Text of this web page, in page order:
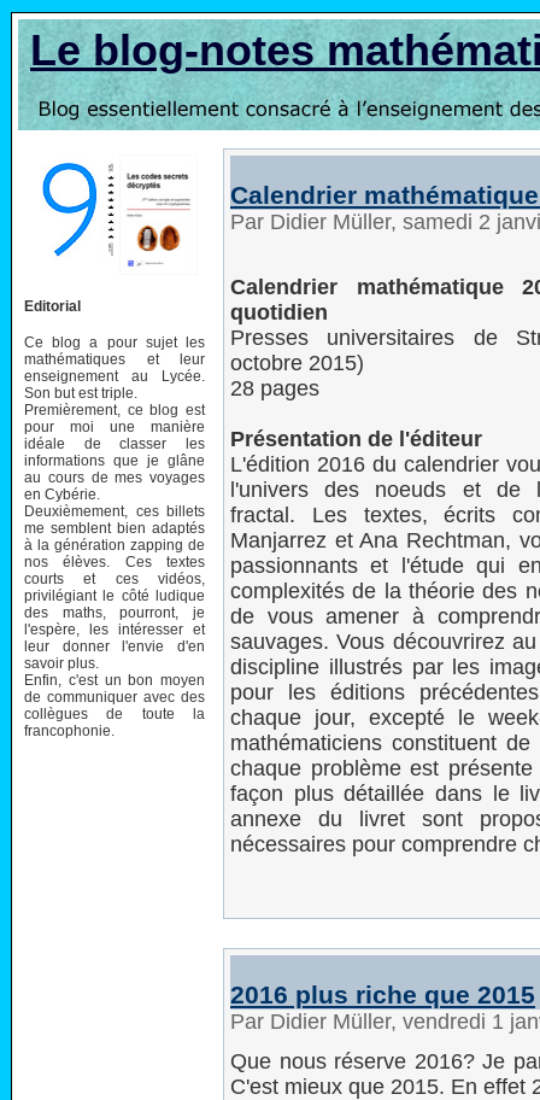
Le blog-notes
Editorial
Ce blog a pour sujet les
mathématiques et leur
enseignement au Lycée.
Son but est triple.
Premièrement, ce blog est
pour moi une manière
idéale de classer les
informations que je glâne
au cours de mes voyages
en Cybérie.
Deuxièmement, ces billets
me semblent bien adaptés
à la génération zapping de
nos élèves. Ces textes
courts et ces vidéos,
privilégiant le côté ludique
des maths, pourront, je
l'espère, les intéresser et
leur donner l'envie d'en
savoir plus.
Enfin, c'est un bon moyen
de communiquer avec des
collègues de toute la
francophonie.
Calendrier
Par Didier Müller, samedi 2
Calendrier mathématique
quotidien
Presses universitaires de
octobre 2015)
28 pages
Présentation de l'éditeur
L'édition 2016 du calendrier
l'univers des noeuds et de
fractal. Les textes, écrits
Manjarrez et Ana Rechtman,
passionnants et l'étude qui
complexités de la théorie des
de vous amener à
sauvages. Vous découvrirez
discipline illustrés par les
pour les éditions
chaque jour, excepté le
mathématiciens constituent
chaque problème est
façon plus détaillée dans le
annexe du livret sont
nécessaires pour comprendre
2016 plus riche que 2015
Par Didier Müller, vendredi 1
Que nous réserve 2016? Je
C'est mieux que 2015. En effet